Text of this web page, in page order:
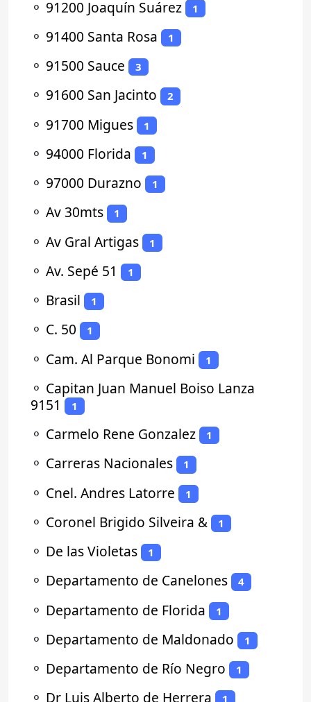
⚬ 91200 Joaquín Suárez 1
⚬ 91400 Santa Rosa 1
⚬ 91500 Sauce 3
⚬ 91600 San Jacinto 2
⚬ 91700 Migues 1
⚬ 94000 Florida 1
⚬ 97000 Durazno 1
⚬ Av 30mts 1
⚬ Av Gral Artigas 1
⚬ Av. Sepé 51 1
⚬ Brasil 1
⚬ C. 50 1
⚬ Cam. Al Parque Bonomi 1
⚬ Capitan Juan Manuel Boiso Lanza
9151
1
⚬ Carmelo Rene Gonzalez 1
⚬ Carreras Nacionales 1
⚬ Cnel. Andres Latorre 1
⚬ Coronel Brigido Silveira & 1
⚬ De las Violetas 1
⚬ Departamento de Canelones 4
⚬ Departamento de Florida 1
⚬ Departamento de Maldonado 1
⚬ Departamento de Río Negro 1
⚬ Dr Luis Alberto de Herrera 1